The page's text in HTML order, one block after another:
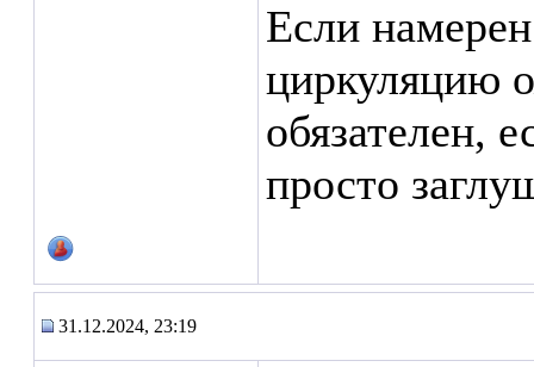
Если
циркуляцию
обязателен,
просто
31.12.2024, 23:19